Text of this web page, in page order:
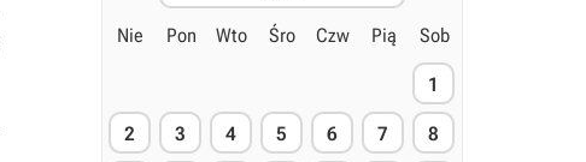
Nie Pon Wto Śro Czw Pią Sob
1
2 3 4 5 6 7 8